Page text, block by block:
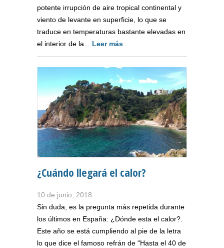
potente irrupción de aire tropical continental y
viento de levante en superficie, lo que se
traduce en temperaturas bastante elevadas en
el interior de la... Leer más
¿Cuándo llegará el calor?
10 de junio, 2018
Sin duda, es la pregunta más repetida durante
los últimos en España: ¿Dónde esta el calor?.
Este año se está cumpliendo al pie de la letra
lo que dice el famoso refrán de "Hasta el 40 de